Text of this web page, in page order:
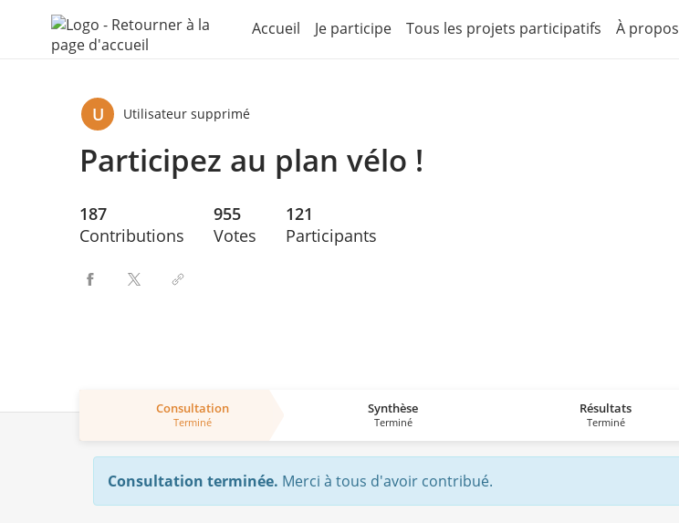
Aller au menu Aller au contenu
Accueil Je participe Tous les projets participatifs À propos
U Utilisateur supprimé
Participez au plan vélo !
187
Contributions
955
Votes
121
Participants
Consultation
Terminé
Synthèse
Terminé
Résultats
Terminé
Consultation terminée. Merci à tous d'avoir contribué.